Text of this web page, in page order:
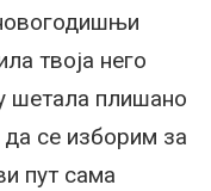
твоја него
шетала плишано
се изборим за
пут сама